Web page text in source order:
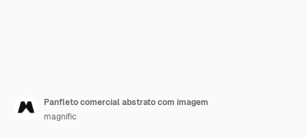
Panfleto comercial abstrato com imagem
magnific